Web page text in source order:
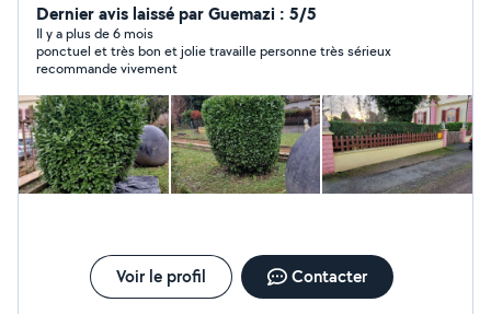
Dernier avis laissé par Guemazi : 5/5
Il y a plus de 6 mois
ponctuel et très bon et jolie travaille personne très sérieux
recommande vivement
Voir le profil Contacter